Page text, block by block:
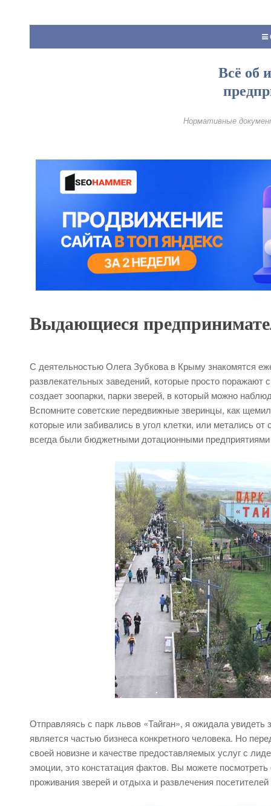
Всё об
Нормативные
Выдающиеся
С деятельностью Олега Зубкова в Крыму знакомятся
развлекательных заведений, которые просто
создает зоопарки, парки зверей, в который можно
Вспомните советские передвижные зверинцы, как
которые или забивались в угол клетки, или метались
всегда были бюджетными дотационными
Отправляясь с парк львов «Тайган», я ожидала увидеть
является частью бизнеса конкретного человека. Но
своей новизне и качестве предоставляемых услуг с
эмоции, это констатация фактов. Вы можете
проживания зверей и отдыха и развлечения посетителей